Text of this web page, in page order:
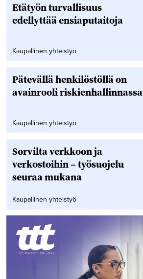
Etätyön turvallisuus
edellyttää ensiaputaitoja
Kaupallinen yhteistyö
Pätevällä henkilöstöllä on
avainrooli riskienhallinnassa
Kaupallinen yhteistyö
Sorvilta verkkoon ja
verkostoihin – työsuojelu
seuraa mukana
Kaupallinen yhteistyö